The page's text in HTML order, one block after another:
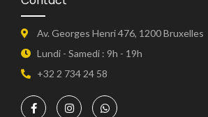
Av. Georges Henri 476, 1200 Bruxelles
Lundi - Samedi : 9h - 19h
+32 2 734 24 58